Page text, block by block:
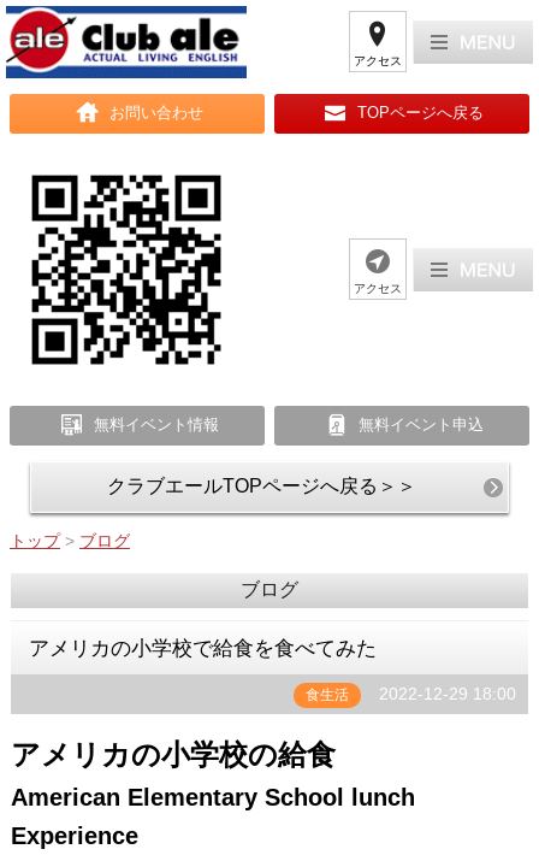
アクセス
お問い合わせ TOPページへ戻る
アクセス
無料イベント情報 無料イベント申込
クラブエールTOPページへ戻る＞＞
トップ > ブログ
ブログ
アメリカの小学校で給食を食べてみた
食生活 2022-12-29 18:00
アメリカの小学校の給食
American Elementary School lunch
Experience